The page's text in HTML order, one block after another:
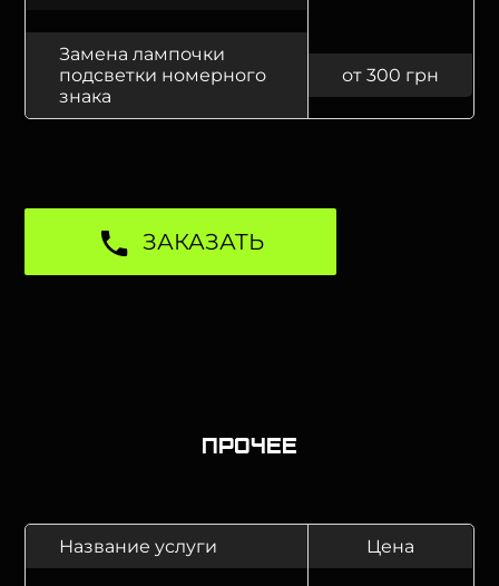
Замена лампочки
подсветки номерного
знака
от 300 грн
ЗАКАЗАТЬ
Прочее
Название услуги Цена